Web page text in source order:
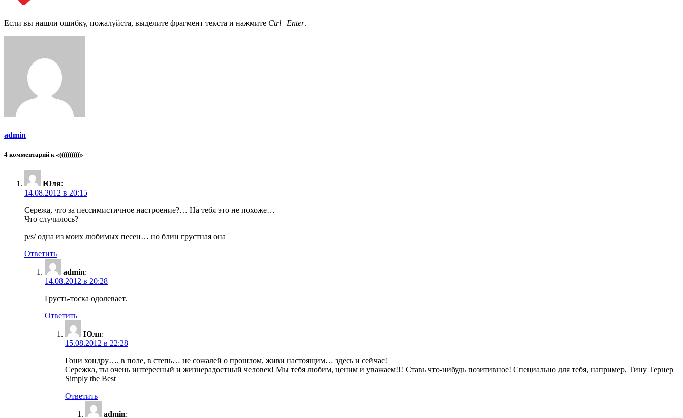
Если вы нашли ошибку, пожалуйста, выделите фрагмент текста и нажмите Ctrl+Enter.
admin
4 комментарий к «((((((((((»
Юля:
14.08.2012 в 20:15
Сережа, что за пессимистичное настроение?… На тебя это не похоже…
Что случилось?
p/s/ одна из моих любимых песен… но блин грустная она
Ответить
admin:
14.08.2012 в 20:28
Грусть-тоска одолевает.
Ответить
Юля:
15.08.2012 в 22:28
Гони хондру…. в поле, в степь… не сожалей о прошлом, живи настоящим… здесь и сейчас!
Сережка, ты очень интересный и жизнерадостный человек! Мы тебя любим, ценим и уважаем!!! Ставь что-нибудь позитивное! Специально для тебя, например, Тину Тернер
Simply the Best
Ответить
admin: